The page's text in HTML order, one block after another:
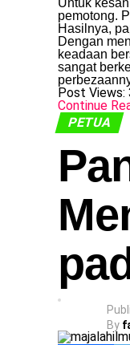
Untuk
pemotong.
Hasilnya,
Dengan
keadaan
sangat
Post Views:
Continue
PETUA
By